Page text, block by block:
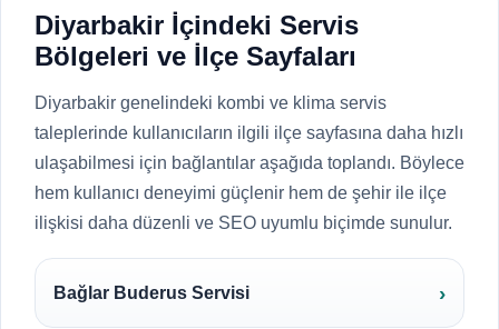
Diyarbakir İçindeki Servis
Bölgeleri ve İlçe Sayfaları
Diyarbakir genelindeki kombi ve klima servis
taleplerinde kullanıcıların ilgili ilçe sayfasına daha hızlı
ulaşabilmesi için bağlantılar aşağıda toplandı. Böylece
hem kullanıcı deneyimi güçlenir hem de şehir ile ilçe
ilişkisi daha düzenli ve SEO uyumlu biçimde sunulur.
Bağlar Buderus Servisi